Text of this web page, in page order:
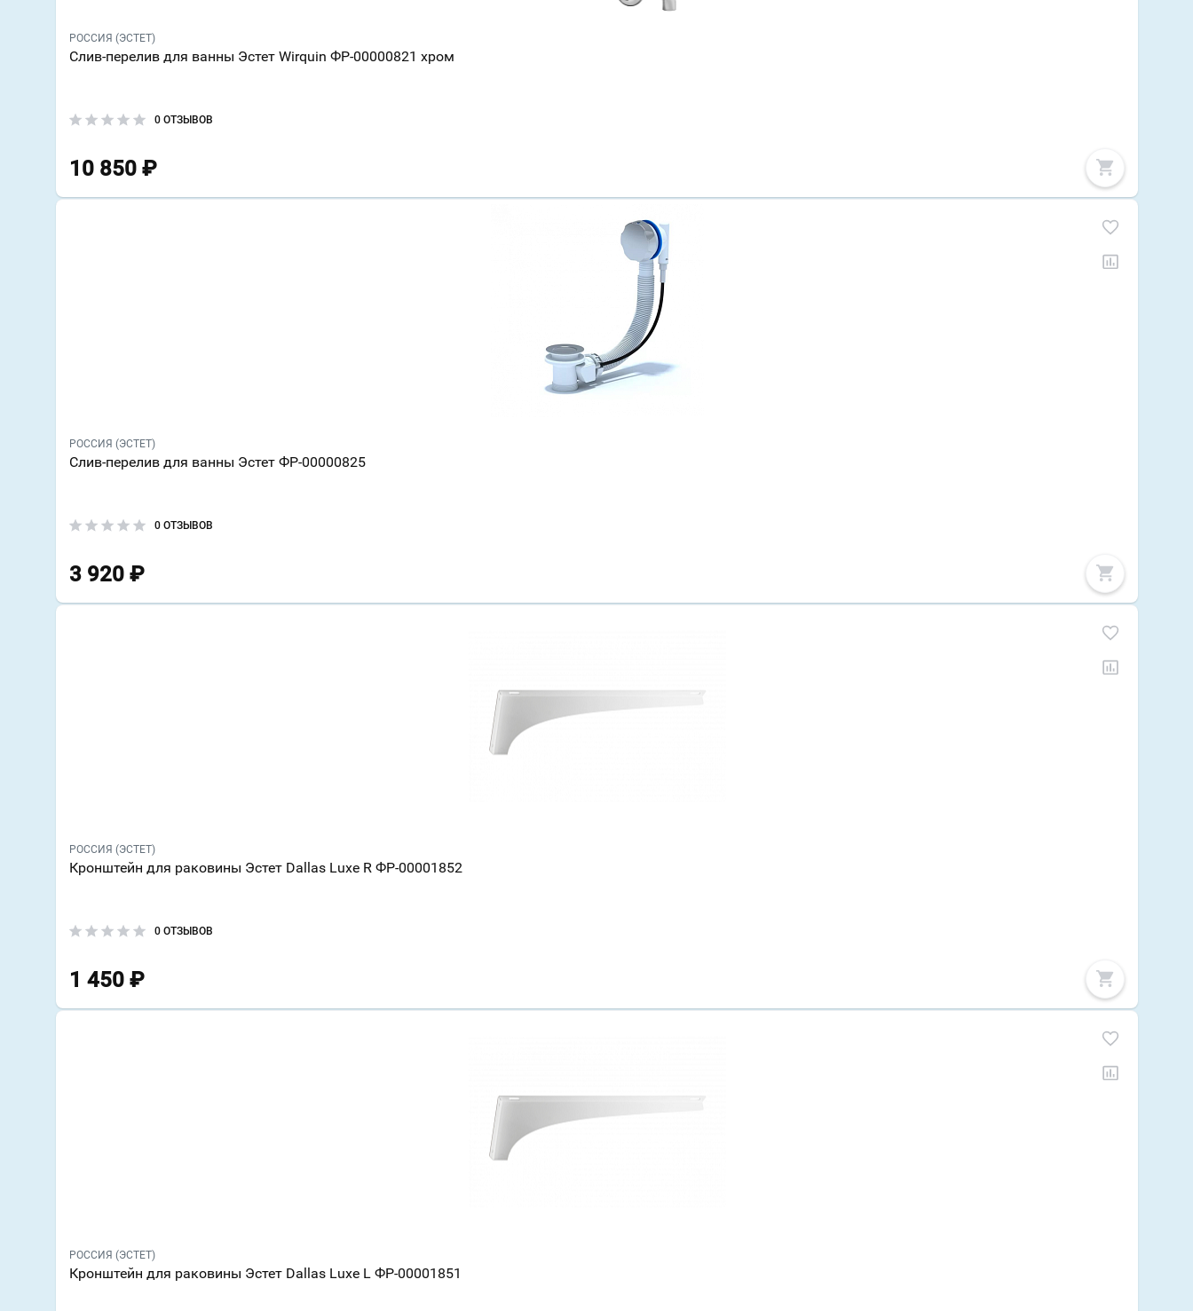
РОССИЯ (ЭСТЕТ)
Слив-перелив для ванны Эстет Wirquin ФР-00000821 хром
0 ОТЗЫВОВ
10 850 ₽
РОССИЯ (ЭСТЕТ)
Слив-перелив для ванны Эстет ФР-00000825
0 ОТЗЫВОВ
3 920 ₽
РОССИЯ (ЭСТЕТ)
Кронштейн для раковины Эстет Dallas Luxe R ФР-00001852
0 ОТЗЫВОВ
1 450 ₽
РОССИЯ (ЭСТЕТ)
Кронштейн для раковины Эстет Dallas Luxe L ФР-00001851
Москва
Ваш город
Всё верно